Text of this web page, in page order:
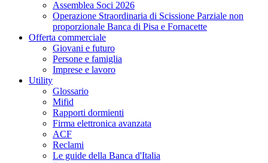
Assemblea Soci 2026
Operazione Straordinaria di Scissione Parziale non
proporzionale Banca di Pisa e Fornacette
Offerta commerciale
Giovani e futuro
Persone e famiglia
Imprese e lavoro
Utility
Glossario
Mifid
Rapporti dormienti
Firma elettronica avanzata
ACF
Reclami
Le guide della Banca d'Italia